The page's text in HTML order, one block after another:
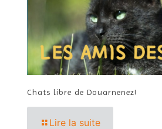
Chats libre de Douarnenez!
Lire la suite